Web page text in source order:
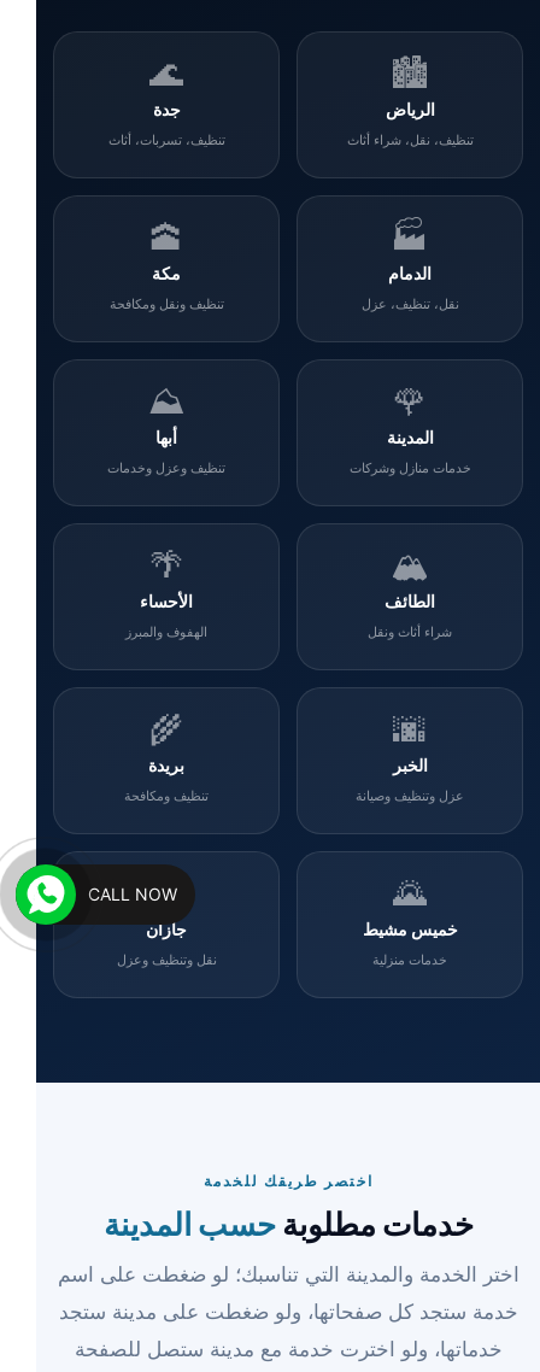
🏙️
الرياض
تنظيف، نقل، شراء أثاث
🌊
جدة
تنظيف، تسربات، أثاث
🏭
الدمام
نقل، تنظيف، عزل
🕋
مكة
تنظيف ونقل ومكافحة
🌹
المدينة
خدمات منازل وشركات
⛰️
أبها
تنظيف وعزل وخدمات
🏔️
الطائف
شراء أثاث ونقل
🌴
الأحساء
الهفوف والمبرز
🌆
الخبر
عزل وتنظيف وصيانة
🌾
بريدة
تنظيف ومكافحة
🌄
خميس مشيط
خدمات منزلية
🌊
جازان
نقل وتنظيف وعزل
اختصر طريقك للخدمة
خدمات مطلوبةحسب المدينة
اختر الخدمة والمدينة التي تناسبك؛ لو ضغطت على اسم
خدمة ستجد كل صفحاتها، ولو ضغطت على مدينة ستجد
خدماتها، ولو اخترت خدمة مع مدينة ستصل للصفحة
CALL NOW